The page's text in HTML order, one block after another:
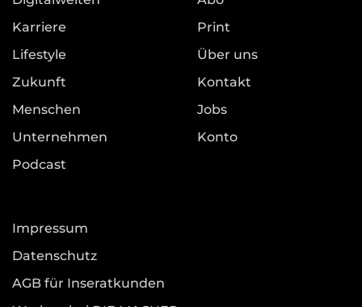
Karriere
Lifestyle
Zukunft
Menschen
Unternehmen
Podcast
Print
Über uns
Kontakt
Jobs
Konto
Impressum
Datenschutz
AGB für Inseratkunden